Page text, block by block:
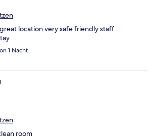
location very safe friendly staff
1 Nacht
room